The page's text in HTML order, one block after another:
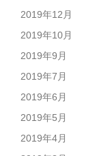
2019年12月
2019年10月
2019年9月
2019年7月
2019年6月
2019年5月
2019年4月